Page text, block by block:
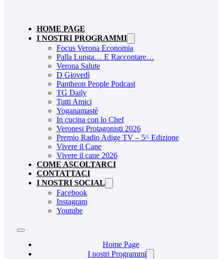
HOME PAGE
I NOSTRI PROGRAMMI
Focus Verona Economia
Palla Lunga… E Raccontare…
Verona Salute
D Giovedì
Pantheon People Podcast
TG Daily
Tutti Amici
Yoganamastè
In cucina con lo Chef
Veronesi Protagonisti 2026
Premio Radio Adige TV – 5^ Edizione
Vivere il Cane
Vivere il cane 2026
COME ASCOLTARCI
CONTATTACI
I NOSTRI SOCIAL
Facebook
Instagram
Youtube
Home Page
I nostri Programmi